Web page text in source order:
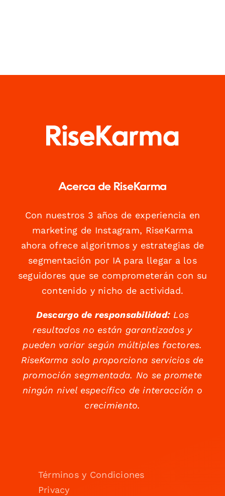
Acerca de RiseKarma
Con nuestros 3 años de experiencia en
marketing de Instagram, RiseKarma
ahora ofrece algoritmos y estrategias de
segmentación por IA para llegar a los
seguidores que se comprometerán con su
contenido y nicho de actividad.
Descargo de responsabilidad:Los
resultados no están garantizados y
pueden variar según múltiples factores.
RiseKarma solo proporciona servicios de
promoción segmentada. No se promete
ningún nivel específico de interacción o
crecimiento.
Términos y Condiciones
Privacy